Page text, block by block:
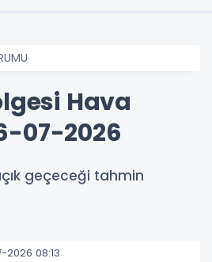
Hava
07-2026
geçeceği tahmin
2026 08:13